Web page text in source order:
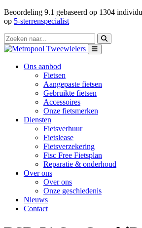
Beoordeling 9.1 gebaseerd op 1304
op 5-sterrenspecialist
Ons aanbod
Fietsen
Aangepaste fietsen
Gebruikte fietsen
Accessoires
Onze fietsmerken
Diensten
Fietsverhuur
Fietslease
Fietsverzekering
Fisc Free Fietsplan
Reparatie & onderhoud
Over ons
Over ons
Onze geschiedenis
Nieuws
Contact